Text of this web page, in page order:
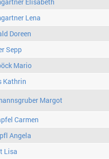
Lena
Doreen
Sepp
Mario
Kathrin
Margot
Carmen
Angela
Lisa